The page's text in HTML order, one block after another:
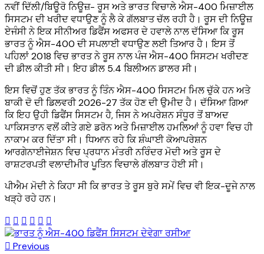
ਨਵੀਂ ਦਿੱਲੀ/ਬਿਊਰੋ ਨਿਊਜ਼- ਰੂਸ ਅਤੇ ਭਾਰਤ ਵਿਚਾਲੇ ਐਸ-400 ਮਿਜ਼ਾਈਲ
ਸਿਸਟਮ ਦੀ ਖਰੀਦ ਵਧਾਉਣ ਨੂੰ ਲੈ ਕੇ ਗੱਲਬਾਤ ਚੱਲ ਰਹੀ ਹੈ। ਰੂਸ ਦੀ ਨਿਊਜ਼
ਏਜੰਸੀ ਨੇ ਇਕ ਸੀਨੀਅਰ ਡਿਫੈਂਸ ਅਫਸਰ ਦੇ ਹਵਾਲੇ ਨਾਲ ਦੱਸਿਆ ਕਿ ਰੂਸ
ਭਾਰਤ ਨੂੰ ਐਸ-400 ਦੀ ਸਪਲਾਈ ਵਧਾਉਣ ਲਈ ਤਿਆਰ ਹੈ। ਇਸ ਤੋਂ
ਪਹਿਲਾਂ 2018 ਵਿਚ ਭਾਰਤ ਨੇ ਰੂਸ ਨਾਲ ਪੰਜ ਐਸ-400 ਸਿਸਟਮ ਖਰੀਦਣ
ਦੀ ਡੀਲ ਕੀਤੀ ਸੀ। ਇਹ ਡੀਲ 5.4 ਬਿਲੀਅਨ ਡਾਲਰ ਸੀ।
ਇਸ ਵਿਚੋਂ ਹੁਣ ਤੱਕ ਭਾਰਤ ਨੂੰ ਤਿੰਨ ਐਸ-400 ਸਿਸਟਮ ਮਿਲ ਚੁੱਕੇ ਹਨ ਅਤੇ
ਬਾਕੀ ਦੋ ਦੀ ਡਿਲਵਰੀ 2026-27 ਤੱਕ ਹੋਣ ਦੀ ਉਮੀਦ ਹੈ। ਦੱਸਿਆ ਗਿਆ
ਕਿ ਇਹ ਉਹੀ ਡਿਫੈਂਸ ਸਿਸਟਮ ਹੈ, ਜਿਸ ਨੇ ਅਪਰੇਸ਼ਨ ਸੰਧੂਰ ਤੋਂ ਬਾਅਦ
ਪਾਕਿਸਤਾਨ ਵਲੋਂ ਕੀਤੇ ਗਏ ਡਰੋਨ ਅਤੇ ਮਿਜ਼ਾਈਲ ਹਮਲਿਆਂ ਨੂੰ ਹਵਾ ਵਿਚ ਹੀ
ਨਾਕਾਮ ਕਰ ਦਿੱਤਾ ਸੀ। ਧਿਆਨ ਰਹੇ ਕਿ ਸ਼ੰਘਾਈ ਕੋਆਪਰੇਸ਼ਨ
ਆਰਗੇਨਾਈਜੇਸ਼ਨ ਵਿਚ ਪ੍ਰਧਾਨ ਮੰਤਰੀ ਨਰਿੰਦਰ ਮੋਦੀ ਅਤੇ ਰੂਸ ਦੇ
ਰਾਸ਼ਟਰਪਤੀ ਵਲਾਦੀਮੀਰ ਪੂਤਿਨ ਵਿਚਾਲੇ ਗੱਲਬਾਤ ਹੋਈ ਸੀ।
ਪੀਐਮ ਮੋਦੀ ਨੇ ਕਿਹਾ ਸੀ ਕਿ ਭਾਰਤ ਤੇ ਰੂਸ ਬੁਰੇ ਸਮੇਂ ਵਿਚ ਵੀ ਇਕ-ਦੂਜੇ ਨਾਲ
ਖੜ੍ਹੇ ਰਹੇ ਹਨ।
Previous